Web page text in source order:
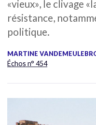
«vieux», le clivage
résistance,
politique.
MARTINE
Échos n° 454